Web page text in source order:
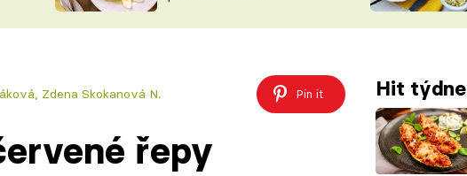
VYCHYTÁVKY
ŠÉFREDAKTORKY
ČASOPIS
Zdena Skokanová N. Pin it Hit týdne
řepy